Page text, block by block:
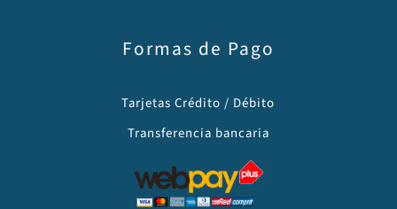
Formas de Pago
Tarjetas Crédito / Débito
Transferencia bancaria